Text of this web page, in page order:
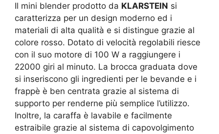
Il mini blender prodotto da KLARSTEIN si
caratterizza per un design moderno ed i
materiali di alta qualità e si distingue grazie al
colore rosso. Dotato di velocità regolabili riesce
con il suo motore di 100 W a raggiungere i
22000 giri al minuto. La brocca graduata dove
si inseriscono gli ingredienti per le bevande e i
frappè è ben centrata grazie al sistema di
supporto per renderne più semplice l’utilizzo.
Inoltre, la caraffa è lavabile e facilmente
estraibile grazie al sistema di capovolgimento